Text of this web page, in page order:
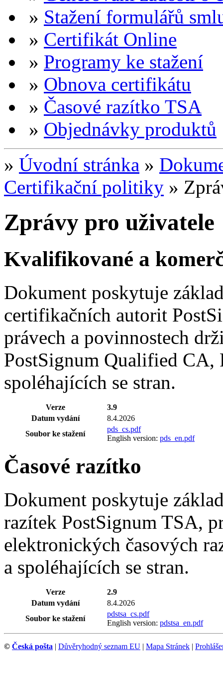
» Stažení formulářů
» Certifikát Online
» Programy ke stažení
» Obnova certifikátu
» Časové razítko TSA
» Objednávky produktů
» Úvodní stránka »
Certifikační politiky »
Zprávy pro uživatele
Kvalifikované a
Dokument poskytuje
certifikačních autorit
právech a povinnostech
PostSignum Qualified CA,
spoléhajících se stran.
Verze
3.9
Datum vydání
8.4.2026
Soubor ke stažení
pds_cs.pdf
English version: pds_en.pdf
Časové razítko
Dokument poskytuje
razítek PostSignum TSA,
elektronických časových
a spoléhajících se stran.
Verze
2.9
Datum vydání
8.4.2026
Soubor ke stažení
pdstsa_cs.pdf
English version: pdstsa_en.pdf
© Česká pošta | Důvěryhodný seznam EU | Mapa Stránek |